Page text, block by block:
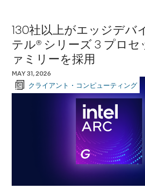
130社以上がエッジデバ
テル® シリーズ 3 プロセ
ァミリーを採用
MAY 31, 2026
クライアント・コンピューティング